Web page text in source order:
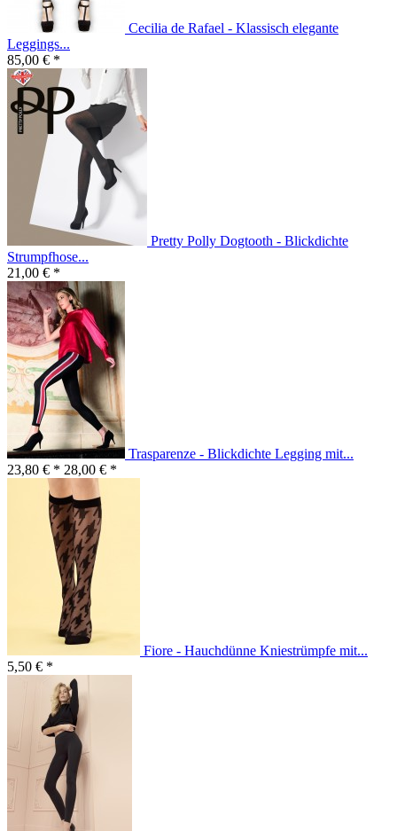
Cecilia de Rafael - Klassisch elegante
Leggings...
85,00 € *
Pretty Polly Dogtooth - Blickdichte
Strumpfhose...
21,00 € *
Trasparenze - Blickdichte Legging mit...
23,80 € * 28,00 € *
Fiore - Hauchdünne Kniestrümpfe mit...
5,50 € *